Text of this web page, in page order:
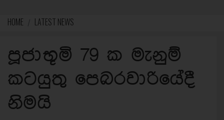
HOME LATEST NEWS
පූජාභූමි 79 ක මැනුම්
කටයුතු පෙබරවාරියේදී
නිමයි